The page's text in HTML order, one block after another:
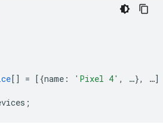
[] = [{name : 'Pixel 4' , …}, …]
;